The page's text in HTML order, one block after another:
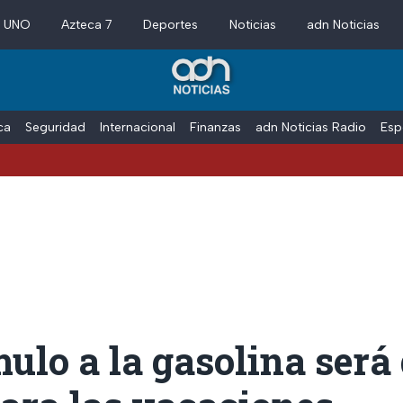
Azteca 7 Deportes Noticias adn Noticias
Seguridad Internacional Finanzas adn Noticias Radio
a la gasolina será